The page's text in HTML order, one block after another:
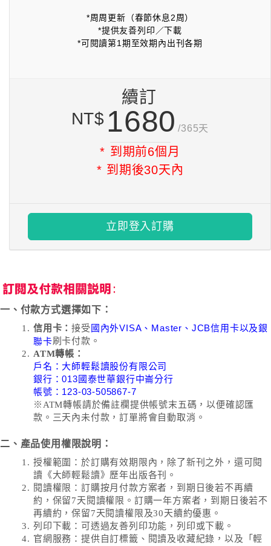
*周周更新（春節休息2周）
*提供友善列印／下載
*可閱讀第1期至效期內出刊各期
續訂
NT$ 1680 /365天
* 到期前6個月
* 到期後30天內
立即登入訂購
一、付款方式選擇如下：
信用卡：接受 國內外VISA、Master、JCB信用卡以及銀
聯卡刷卡付款。
ATM轉帳：
戶名：大師輕鬆讀股份有限公司
銀行：013國泰世華銀行中崙分行
帳號：123-03-505867-7
※ATM轉帳請於備註欄提供帳號末五碼，以便確認匯
款。三天內未付款，訂單將會自動取消。
二、產品使用權限說明：
授權範圍：於訂購有效期限內，除了新刊之外，還可閱
讀《大師輕鬆讀》歷年出版各刊。
閱讀權限：訂購按月付款方案者，到期日後若不再續
約，保留7天閱讀權限。訂購一年方案者，到期日後若不
再續約，保留7天閱讀權限及30天續約優惠。
列印下載：可透過友善列印功能，列印或下載。
官網服務：提供自訂標籤、閱讀及收藏紀錄，以及「輕